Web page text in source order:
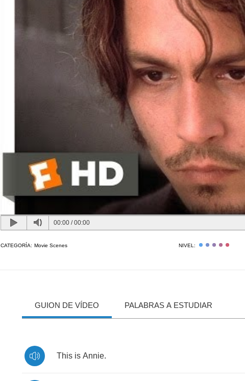
00:00 /00:00
CATEGORÍA: Movie Scenes NIVEL:
GUION DE VÍDEO PALABRAS A ESTUDIAR
This is Annie.